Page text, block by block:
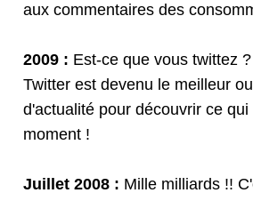
aux commentaires des
2009 : Est-ce que vous twittez
Twitter est devenu le meilleur
d'actualité pour découvrir ce
moment !
Juillet 2008 : Mille milliards !!